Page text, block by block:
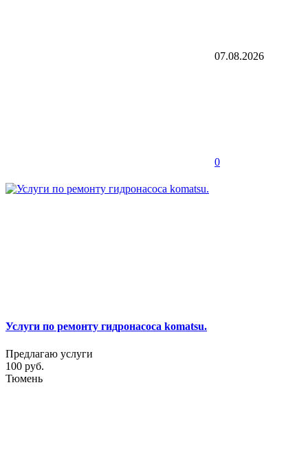
07.08.2026
0
Услуги по ремонту гидронасоса komatsu.
Предлагаю услуги
100 руб.
Тюмень